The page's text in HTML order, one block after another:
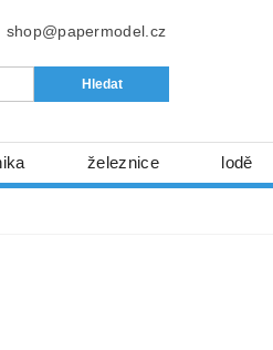
shop@papermodel.cz
železnice lodě